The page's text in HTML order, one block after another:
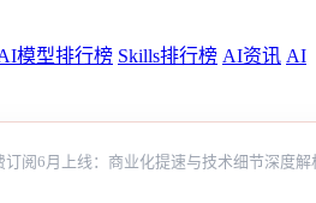
模型排行榜 Skills排行榜 AI资讯 AI
订阅6月上线：商业化提速与技术细节深度解